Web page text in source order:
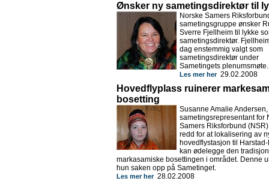
Ønsker ny sametingsdirektør til
Norske Samers
sametingsgruppe ønsker
Sverre Fjellheim til lykke
sametingsdirektør.
dag enstemmig valgt som
sametingsdirektør under
Sametingets plenumsmøte.
Les mer her29.02.2008
Hovedflyplass ruinerer
bosetting
Susanne Amalie Andersen,
sametingsrepresentant for
Samers Riksforbund
redd for at lokalisering av
hovedflystasjon til
kan ødelegge den
markasamiske bosettingen i området. Denne
hun saken opp på Sametinget.
Les mer her28.02.2008